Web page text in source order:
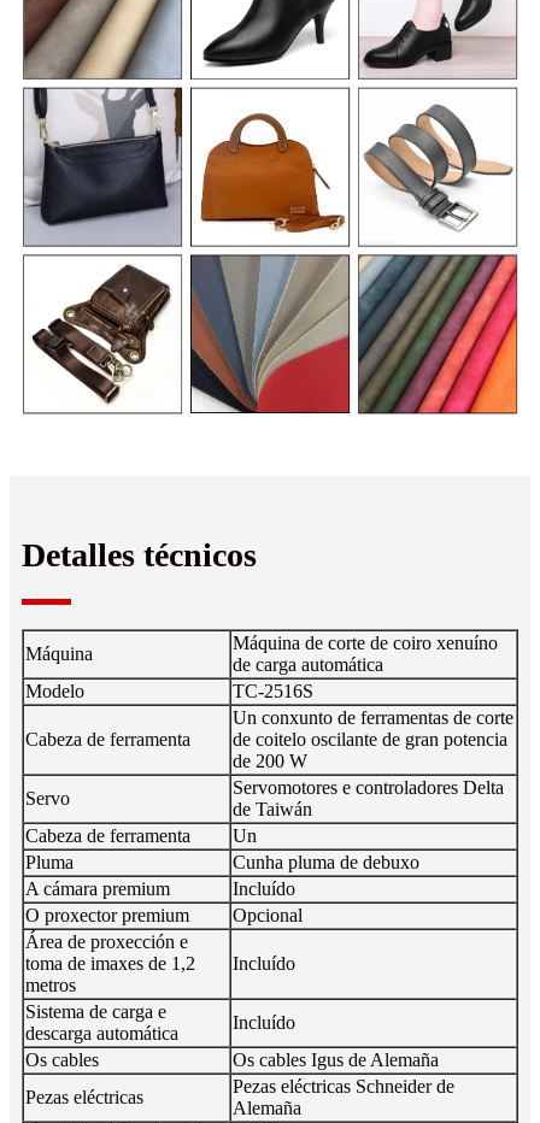
Detalles técnicos
Máquina
Máquina de corte de coiro xenuíno
de carga automática
Modelo
TC-2516S
Cabeza de ferramenta
Un conxunto de ferramentas de corte
de coitelo oscilante de gran potencia
de 200 W
Servo
Servomotores e controladores Delta
de Taiwán
Cabeza de ferramenta
Un
Pluma
Cunha pluma de debuxo
A cámara premium
Incluído
O proxector premium
Opcional
Área de proxección e
toma de imaxes de 1,2
metros
Incluído
Sistema de carga e
descarga automática
Incluído
Os cables
Os cables Igus de Alemaña
Pezas eléctricas
Pezas eléctricas Schneider de
Alemaña